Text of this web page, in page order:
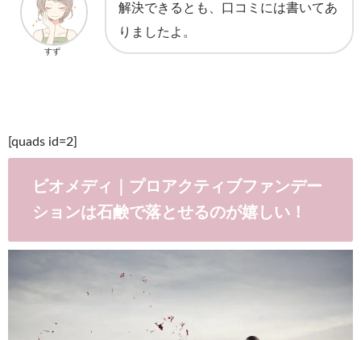
解決できるとも、口コミには書いてあ
りましたよ。
すず
[quads id=2]
ビオメディ｜プロアクティブファンデー
ションは石鹸で落とせるのが嬉しい！